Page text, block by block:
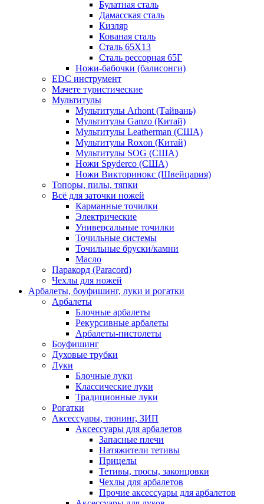
Булатная сталь
Дамасская сталь
Кизляр
Кованая сталь
Сталь 65Х13
Сталь рессорная 65Г
Ножи-бабочки (балисонги)
EDC инструмент
Мачете туристические
Мультитулы
Мультитулы Arhont (Тайвань)
Мультитулы Ganzo (Китай)
Мультитулы Leatherman (США)
Мультитулы Roxon (Китай)
Мультитулы SOG (США)
Ножи Spyderco (США)
Ножи Викторинокс (Швейцария)
Топоры, пилы, тяпки
Всё для заточки ножей
Карманные точилки
Электрические
Универсальные точилки
Точильные системы
Точильные бруски/камни
Масло
Паракорд (Paracord)
Чехлы для ножей
Арбалеты, боуфишинг, луки и рогатки
Арбалеты
Блочные арбалеты
Рекурсивные арбалеты
Арбалеты-пистолеты
Боуфишинг
Духовые трубки
Луки
Блочные луки
Классические луки
Традиционные луки
Рогатки
Аксессуары, тюнинг, ЗИП
Аксессуары для арбалетов
Запасные плечи
Натяжители тетивы
Прицелы
Тетивы, тросы, законцовки
Чехлы для арбалетов
Прочие аксессуары для арбалетов